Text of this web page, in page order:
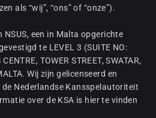
als “wij”, “ons” of “onze”).
NSUS, een in Malta opgerichte
te LEVEL 3 (SUITE NO:
TOWER STREET, SWATAR,
Wij zijn gelicenseerd en
Nederlandse Kansspelautoriteit
over de KSA is hier te vinden